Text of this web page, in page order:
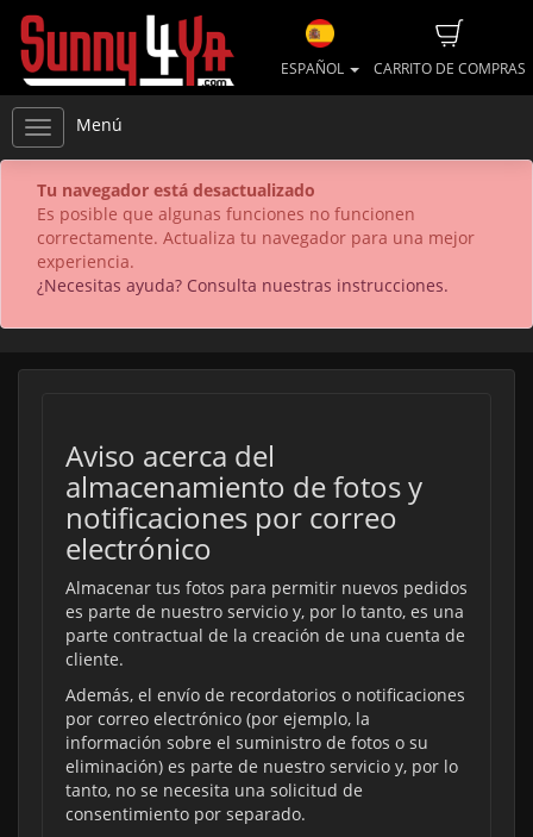
CARRITO DE COMPRAS
ESPAÑOL
Menú
Tu navegador está desactualizado
Es posible que algunas funciones no funcionen
correctamente. Actualiza tu navegador para una mejor
experiencia.
¿Necesitas ayuda? Consulta nuestras instrucciones.
Aviso acerca del
almacenamiento de fotos y
notificaciones por correo
electrónico
Almacenar tus fotos para permitir nuevos pedidos
es parte de nuestro servicio y, por lo tanto, es una
parte contractual de la creación de una cuenta de
cliente.
Además, el envío de recordatorios o notificaciones
por correo electrónico (por ejemplo, la
información sobre el suministro de fotos o su
eliminación) es parte de nuestro servicio y, por lo
tanto, no se necesita una solicitud de
consentimiento por separado.